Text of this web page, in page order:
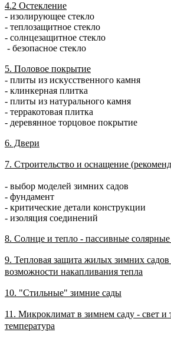
4.2 Остекление
- изолирующее стекло
- теплозащитное стекло
- солнцезащитное стекло
- безопасное стекло
5. Половое покрытие
- плиты из искусственного камня
- клинкерная плитка
- плиты из натурального камня
- терракотовая плитка
- деревянное торцовое
6. Двери
7. Строительство и оснащение
- выбор моделей зимних садов
- фундамент
- критические детали конструкции
- изоляция соединений
8. Солнце и тепло - пассивные
9. Тепловая защита жилых зимних
возможности накапливания тепла
10. "Стильные" зимние сады
11. Микроклимат в зимнем саду - свет и
температура